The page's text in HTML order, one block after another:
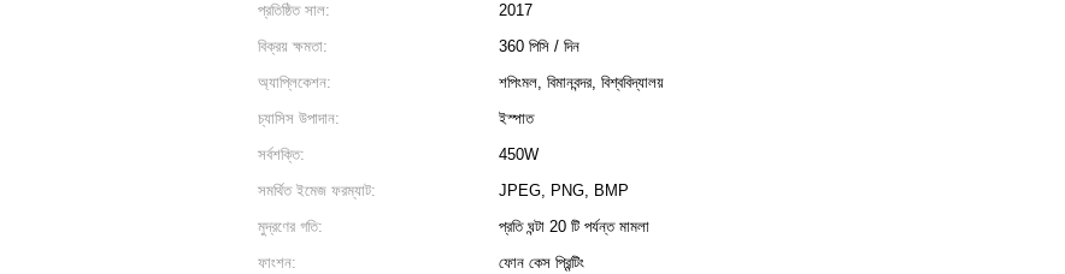
প্রতিষ্ঠিত সাল:
2017
বিক্রয় ক্ষমতা:
360 পিসি / দিন
অ্যাপ্লিকেশন:
শপিংমল, বিমানবন্দর, বিশ্ববিদ্যালয়
চ্যাসিস উপাদান:
ইস্পাত
সর্বশক্তি:
450W
সমর্থিত ইমেজ ফরম্যাট:
JPEG, PNG, BMP
মুদ্রণের গতি:
প্রতি ঘন্টা 20 টি পর্যন্ত মামলা
ফাংশন:
ফোন কেস প্রিন্টিং